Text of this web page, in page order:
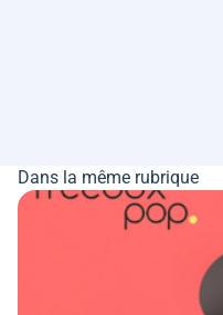
Dans la même rubrique